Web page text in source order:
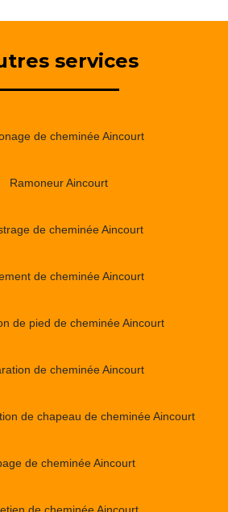
services
de cheminée Aincourt
Ramoneur Aincourt
de cheminée Aincourt
de cheminée Aincourt
de pied de cheminée Aincourt
de cheminée Aincourt
de chapeau de cheminée Aincourt
de cheminée Aincourt
de cheminée Aincourt